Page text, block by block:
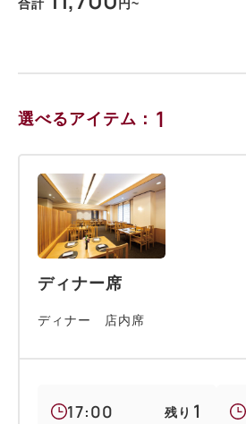
合計 円~
選べるアイテム： 1
ディナー席
ディナー 店内席
17:00 残り 1